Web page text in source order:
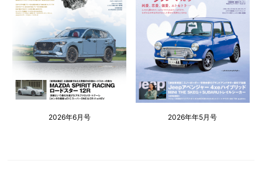
2026年6月号 2026年年5月号